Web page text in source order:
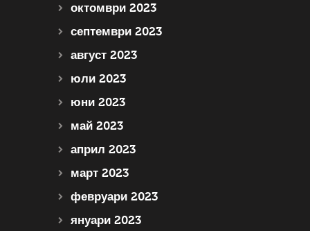
октомври 2023
септември 2023
август 2023
юли 2023
юни 2023
май 2023
април 2023
март 2023
февруари 2023
януари 2023